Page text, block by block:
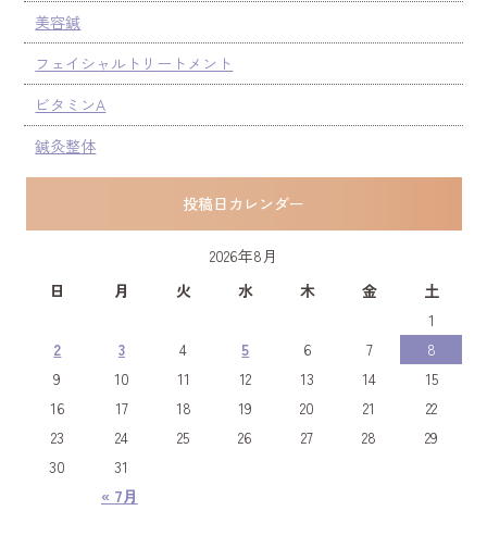
美容鍼
フェイシャルトリートメント
ビタミンA
鍼灸整体
投稿日カレンダー
2026年8月
日
月 火 水 木 金 土
« 7月
1
2
3 4 5 6 7
8
9
10 11 12 13 14
15
16
17 18 19 20 21
22
23
24 25 26 27 28
29
30
31